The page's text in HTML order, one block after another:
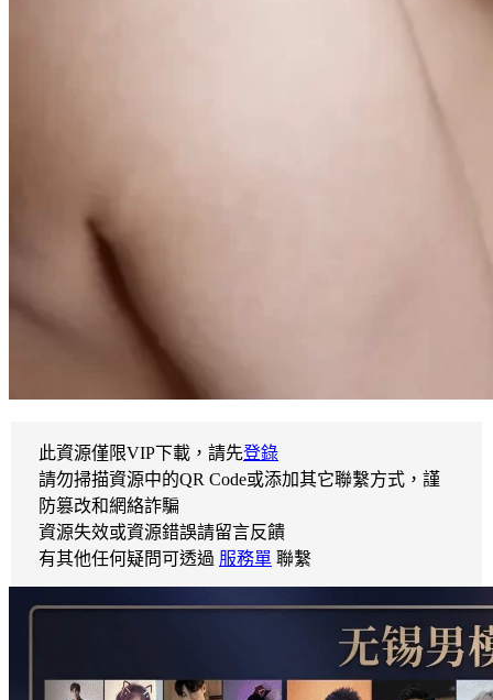
此資源僅限VIP下載，請先登錄
請勿掃描資源中的QR Code或添加其它聯繫方式，謹
防篡改和網絡詐騙
資源失效或資源錯誤請留言反饋
有其他任何疑問可透過 服務單 聯繫